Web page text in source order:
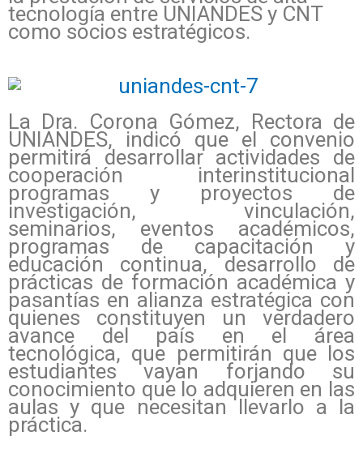
tecnología entre UNIANDES y CNT
como socios estratégicos.
La Dra. Corona Gómez, Rectora de
UNIANDES, indicó que el convenio
permitirá desarrollar actividades de
cooperación interinstitucional
programas y proyectos de
investigación, vinculación,
seminarios, eventos académicos,
programas de capacitación y
educación continua, desarrollo de
prácticas de formación académica y
pasantías en alianza estratégica con
quienes constituyen un verdadero
avance del país en el área
tecnológica, que permitirán que los
estudiantes vayan forjando su
conocimiento que lo adquieren en las
aulas y que necesitan llevarlo a la
práctica.